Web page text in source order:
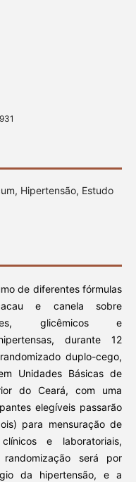
Hipertensão, Estudo
de diferentes fórmulas
e canela sobre
glicêmicos e
durante 12
duplo-cego,
Unidades Básicas de
do Ceará, com uma
elegíveis passarão
para mensuração de
e laboratoriais,
será por
da hipertensão, e a